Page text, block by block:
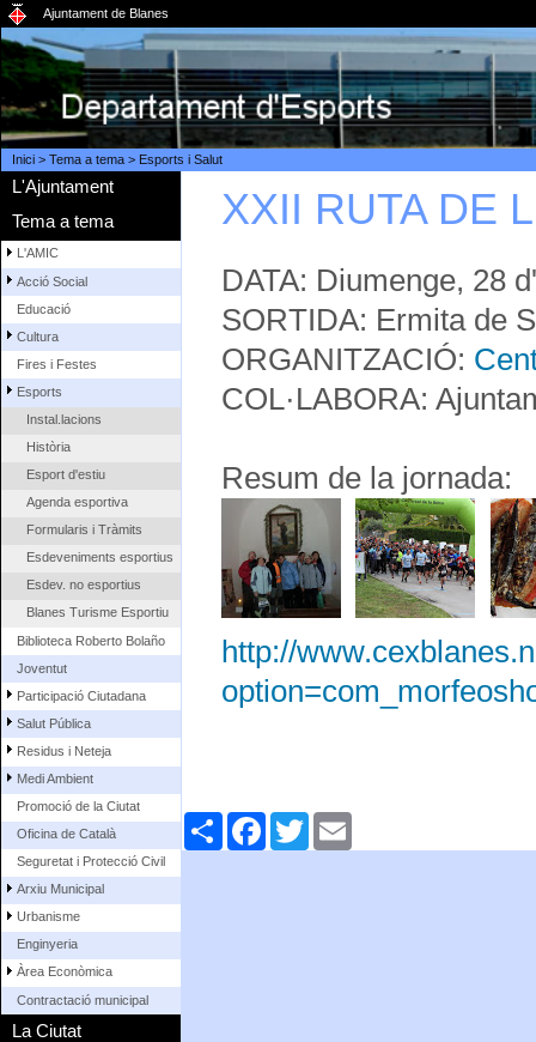
Ajuntament de Blanes
Inici> Tema a tema> Esports i Salut
L'Ajuntament
Tema a tema
L'AMIC
Acció Social
Educació
Cultura
Fires i Festes
Esports
Instal.lacions
Història
Esport d'estiu
Agenda esportiva
Formularis i Tràmits
Esdeveniments esportius
Esdev. no esportius
Blanes Turisme Esportiu
Biblioteca Roberto Bolaño
Joventut
Participació Ciutadana
Salut Pública
Residus i Neteja
Medi Ambient
Promoció de la Ciutat
Oficina de Català
Seguretat i Protecció Civil
Arxiu Municipal
Urbanisme
Enginyeria
Àrea Econòmica
Contractació municipal
La Ciutat
XXII RUTA DE
DATA: Diumenge, 28
SORTIDA: Ermita de
ORGANITZACIÓ:
COL·LABORA:
Resum de la jornada:
http://
ComparteixFacebookTwitter